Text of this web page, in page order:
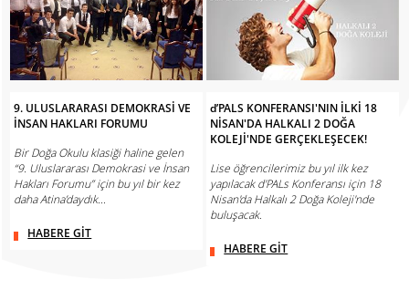
9. ULUSLARARASI DEMOKRASİ VE
İNSAN HAKLARI FORUMU
Bir Doğa Okulu klasiği haline gelen
“9. Uluslararası Demokrasi ve İnsan
Hakları Forumu” için bu yıl bir kez
daha Atina’daydık...
HABERE GİT
d’PALS KONFERANSI'NIN İLKİ 18
NİSAN'DA HALKALI 2 DOĞA
KOLEJİ'NDE GERÇEKLEŞECEK!
Lise öğrencilerimiz bu yıl ilk kez
yapılacak d'PALs Konferansı için 18
Nisan'da Halkalı 2 Doğa Koleji'nde
buluşacak.
HABERE GİT